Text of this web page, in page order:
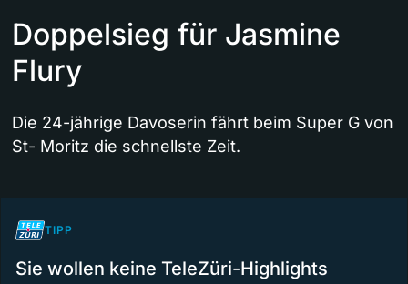
Doppelsieg für Jasmine
Flury
Die 24-jährige Davoserin fährt beim Super G von
St- Moritz die schnellste Zeit.
TIPP
Sie wollen keine TeleZüri-Highlights